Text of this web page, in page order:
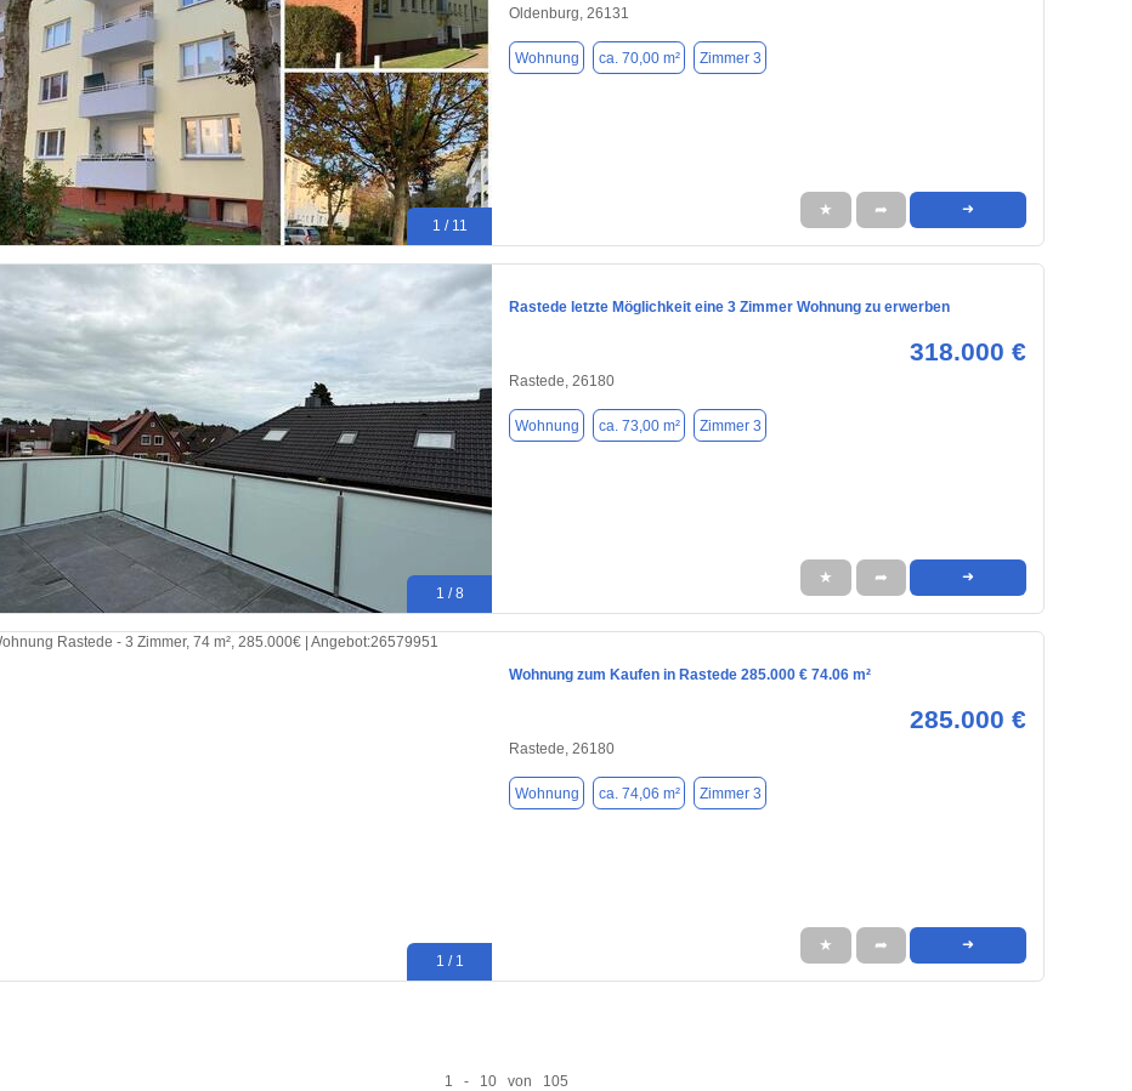
1 / 11
Oldenburg, 26131
Wohnung ca. 70,00 m² Zimmer 3
★ ➦ ➜
1 / 8
Rastede letzte Möglichkeit eine 3 Zimmer Wohnung zu erwerben
318.000 €
Rastede, 26180
Wohnung ca. 73,00 m² Zimmer 3
★ ➦ ➜
1 / 1
Wohnung zum Kaufen in Rastede 285.000 € 74.06 m²
285.000 €
Rastede, 26180
Wohnung ca. 74,06 m² Zimmer 3
★ ➦ ➜
1 - 10 von 105